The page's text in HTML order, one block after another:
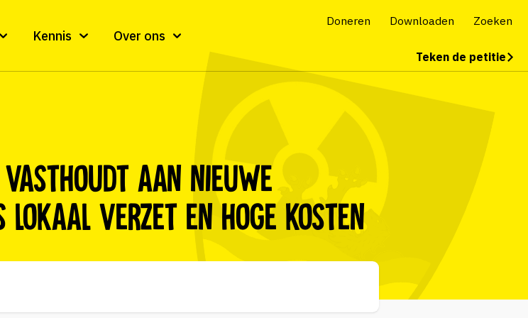
Kennis Over ons
Doneren Downloaden Zoeken
Teken de petitie
vasthoudt aan nieuwe
lokaal verzet en hoge kosten